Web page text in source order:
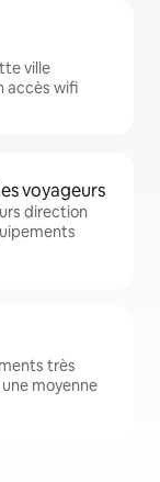
ville
accès wifi
voyageurs
direction
très
moyenne